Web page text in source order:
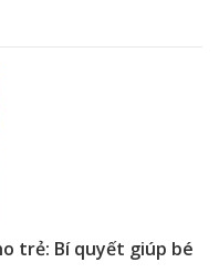
trẻ: Bí quyết giúp bé